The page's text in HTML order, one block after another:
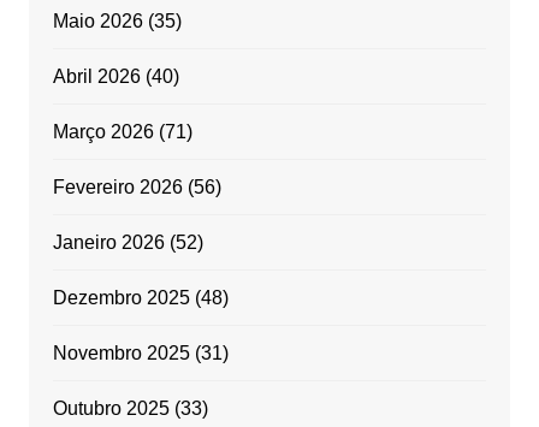
Maio 2026(35)
Abril 2026(40)
Março 2026(71)
Fevereiro 2026(56)
Janeiro 2026(52)
Dezembro 2025(48)
Novembro 2025(31)
Outubro 2025(33)